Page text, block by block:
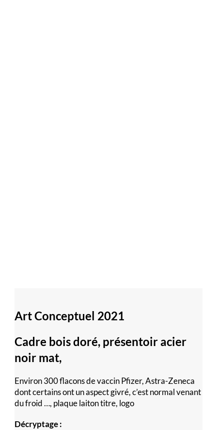
Art Conceptuel 2021
Cadre bois doré, présentoir acier
noir mat,
Environ 300 flacons de vaccin Pfizer, Astra-Zeneca
dont certains ont un aspect givré, c’est normal venant
du froid …, plaque laiton titre, logo
Décryptage :